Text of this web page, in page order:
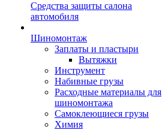
Средства защиты салона
автомобиля
Шиномонтаж
Заплаты и пластыри
Вытяжки
Инструмент
Набивные грузы
Расходные материалы для
шиномонтажа
Самоклеющиеся грузы
Химия